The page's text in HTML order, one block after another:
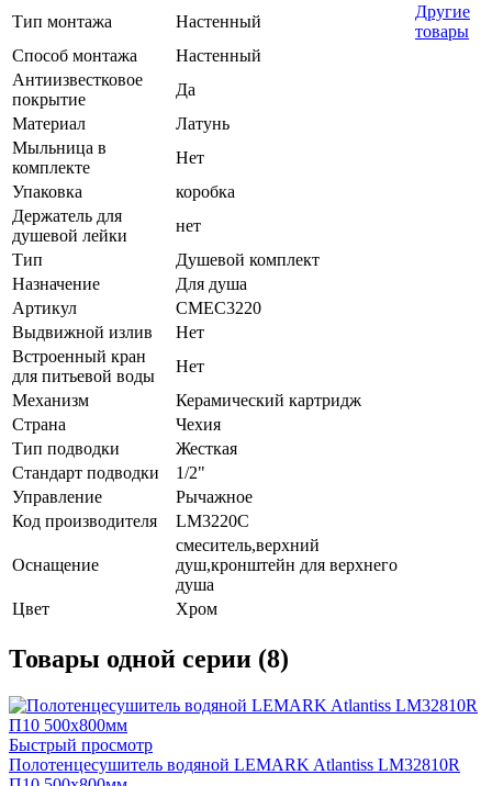
Тип монтажа
Настенный
Другие
товары
Способ монтажа
Настенный
Антиизвестковое
покрытие
Да
Материал
Латунь
Мыльница в
комплекте
Нет
Упаковка
коробка
Держатель для
душевой лейки
нет
Тип
Душевой комплект
Назначение
Для душа
Артикул
СМЕС3220
Выдвижной излив
Нет
Встроенный кран
для питьевой воды
Нет
Механизм
Керамический картридж
Страна
Чехия
Тип подводки
Жесткая
Стандарт подводки
1/2"
Управление
Рычажное
Код производителя
LM3220C
Оснащение
смеситель,верхний
душ,кронштейн для верхнего
душа
Цвет
Хром
Товары одной серии (8)
Быстрый просмотр
Полотенцесушитель водяной LEMARK Atlantiss LM32810R